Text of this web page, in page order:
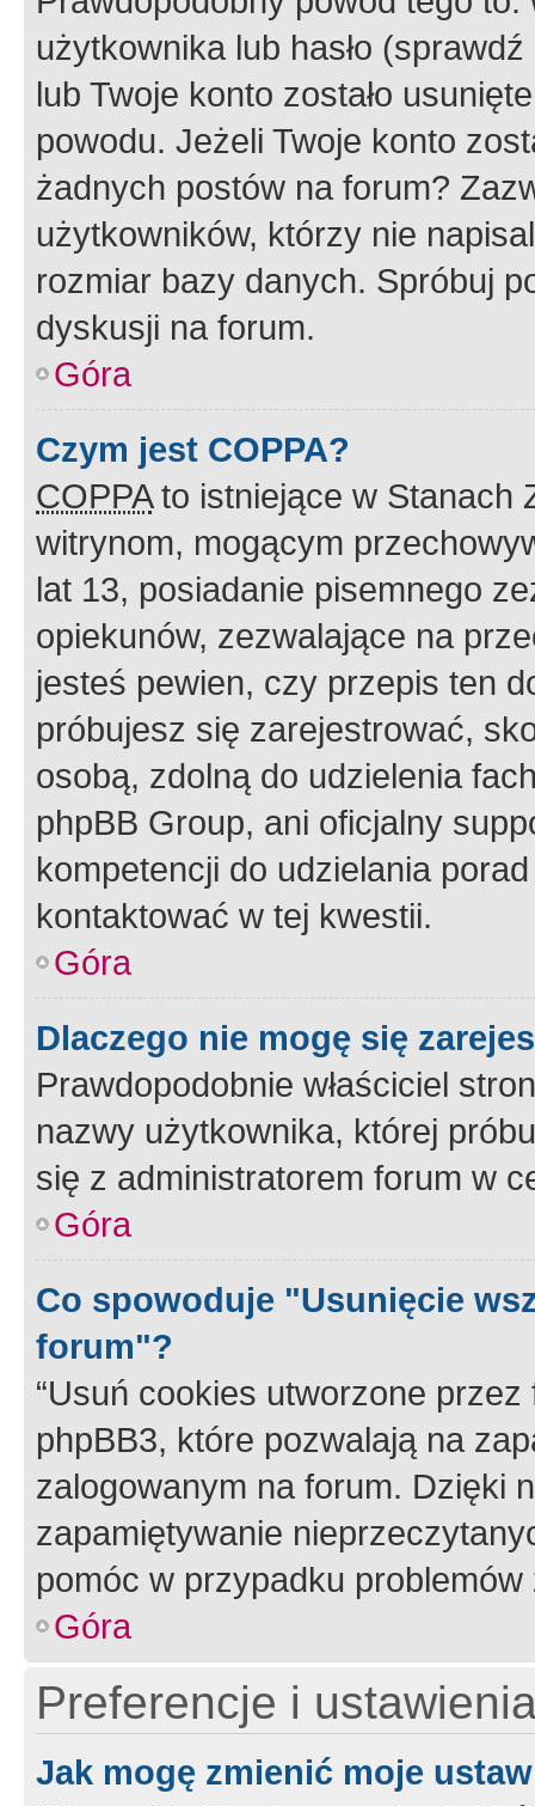
użytkownika lub hasło
lub Twoje konto zostało
powodu. Jeżeli Twoje konto
żadnych postów na forum?
użytkowników, którzy nie
rozmiar bazy danych. Spróbuj
dyskusji na forum.
Góra
Czym jest COPPA?
COPPAto istniejące w Stanach
witrynom, mogącym
lat 13, posiadanie pisemnego
opiekunów, zezwalające na
jesteś pewien, czy przepis ten
próbujesz się zarejestrować,
osobą, zdolną do udzielenia
phpBB Group, ani oficjalny
kompetencji do udzielania
kontaktować w tej kwestii.
Góra
Dlaczego nie mogę się
Prawdopodobnie właściciel
nazwy użytkownika, której
się z administratorem forum w
Góra
Co spowoduje "Usunięcie
forum"?
“Usuń cookies utworzone
phpBB3, które pozwalają na
zalogowanym na forum. Dzięki
zapamiętywanie
pomóc w przypadku
Góra
Preferencje i
Jak mogę zmienić moje